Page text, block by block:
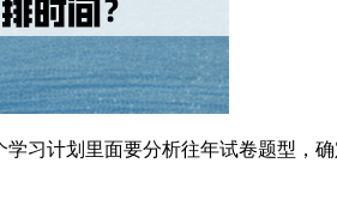
习计划里面要分析往年试卷题型，